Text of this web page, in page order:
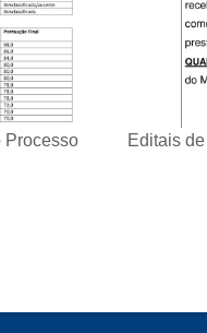
Processo
Editais